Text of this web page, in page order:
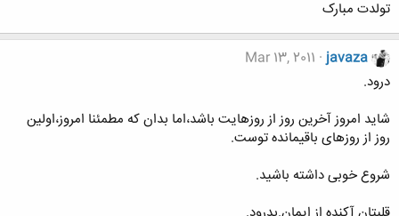
تولدت مبارک
javaza
Mar 13, 2011
درود.
شاید امروز آخرین روز از روزهایت باشد،اما بدان که مطمئنا امروز،اولین
روز از روزهای باقیمانده توست.
شروع خوبی داشته باشید.